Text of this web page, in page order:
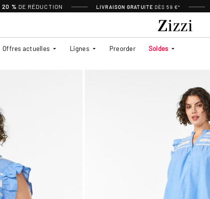
20 % DE RÉDUCTION LIVRAISON GRATUITE DÈS 59 €*
Offres actuelles Lignes Preorder Soldes